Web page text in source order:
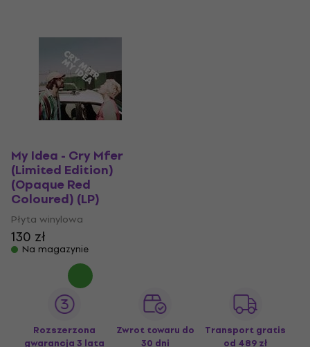
My Idea - Cry Mfer
(Limited Edition)
(Opaque Red
Coloured) (LP)
Płyta winylowa
130 zł
Na magazynie
Rozszerzona
gwarancja 3 lata
Zwrot towaru do
30 dni
Transport gratis
od 489 zł